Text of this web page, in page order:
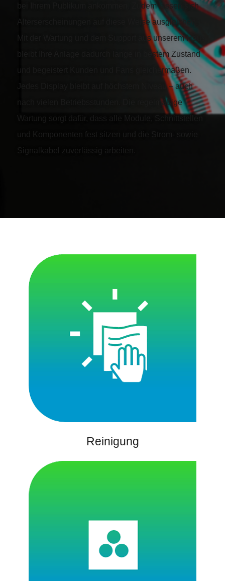
bei Ihrem Publikum ankommen. Zudem lassen sich
Alterserscheinungen auf diese Weise ausgleichen.
Mit der Wartung und dem Support aus unserem Haus
bleibt Ihre Anlage dadurch lange in bestem Zustand
und begeistert Kunden und Fans gleichermaßen.
Jedes Display bleibt auf höchstem Niveau – auch
nach vielen Betriebsstunden. Die regelmäßige
Wartung sorgt dafür, dass alle Module, Schnittstellen
und Komponenten fest sitzen und die Strom- sowie
Signalkabel zuverlässig arbeiten.
Reinigung